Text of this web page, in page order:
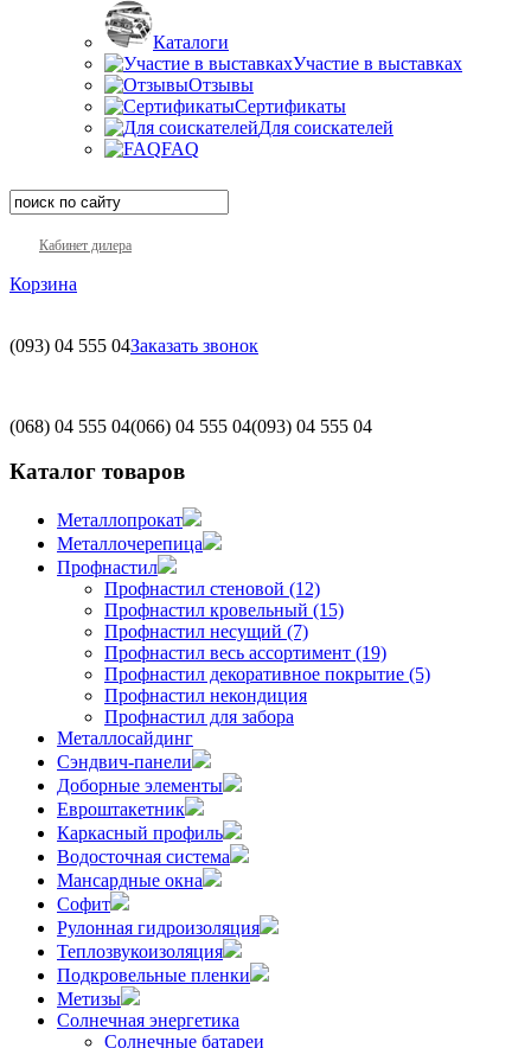
Каталоги
Участие в выставках
Отзывы
Сертификаты
Для соискателей
FAQ
Кабинет дилера
Корзина
(093) 04 555 04Заказать звонок
(068) 04 555 04(066) 04 555 04(093) 04 555 04
Каталог товаров
Металлопрокат
Металлочерепица
Профнастил
Профнастил стеновой (12)
Профнастил кровельный (15)
Профнастил несущий (7)
Профнастил весь ассортимент (19)
Профнастил декоративное покрытие (5)
Профнастил некондиция
Профнастил для забора
Металлосайдинг
Сэндвич-панели
Доборные элементы
Евроштакетник
Каркасный профиль
Водосточная система
Мансардные окна
Софит
Рулонная гидроизоляция
Теплозвукоизоляция
Подкровельные пленки
Метизы
Солнечная энергетика
Солнечные батареи